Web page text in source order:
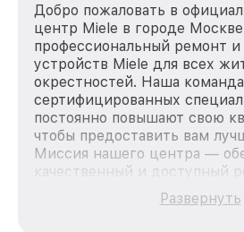
Добро пожаловать в
центр Miele в городе
профессиональный ремонт
устройств Miele для всех
окрестностей. Наша
сертифицированных
постоянно повышают свою
чтобы предоставить вам
Миссия нашего центра —
качественный и доступный
каждого пользователя
зависимости от сложности
Развернуть